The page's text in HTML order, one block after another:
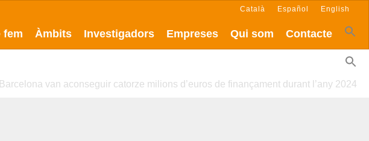
fem Àmbits Investigadors Empreses Qui som Contacte
Català Español English
Barcelona van aconseguir catorze milions d’euros de finançament durant l’any 2024